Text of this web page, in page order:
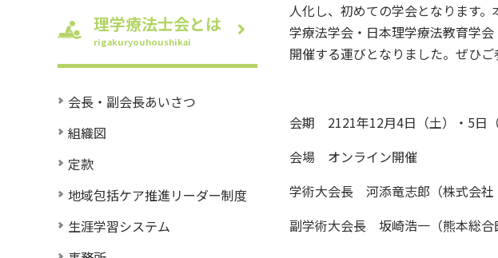
理学療法士会とは
rigakuryouhoushikai
会長・副会長あいさつ
組織図
定款
地域包括ケア推進リーダー制度
生涯学習システム
人化し、初めての学会となります
学療法学会・日本理学療法教育学
開催する運びとなりました。ぜひ
会期 2121年12月4日（土）・5日（
会場 オンライン開催
学術大会長 河添竜志郎（株式会社
副学術大会長 坂崎浩一（熊本総合